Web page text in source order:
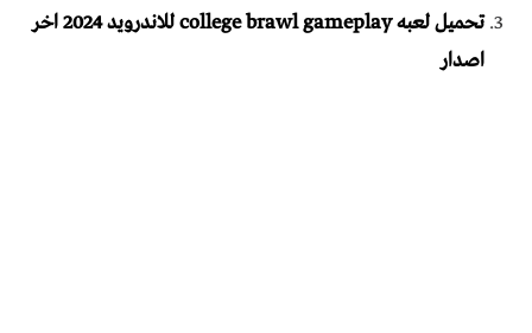
تحميل لعبه college brawl gameplay للاندرويد 2024 اخر
اصدار